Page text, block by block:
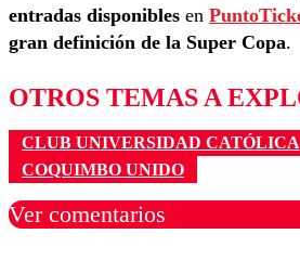
entradas disponibles en
gran definición de la Super Copa.
OTROS TEMAS A
CLUB UNIVERSIDAD CATÓLICA
COQUIMBO UNIDO
Ver comentarios